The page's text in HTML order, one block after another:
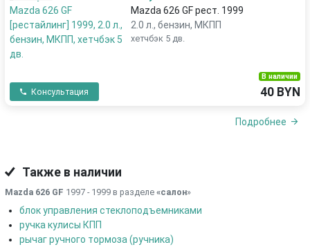
Mazda 626 GF рест. 1999
2.0 л., бензин, МКПП
хетчбэк 5 дв.
Консультация
В наличии
40 BYN
Подробнее
Также в наличии
Mazda 626 GF 1997 - 1999 в разделе «салон»
блок управления стеклоподъемниками
ручка кулисы КПП
рычаг ручного тормоза (ручника)